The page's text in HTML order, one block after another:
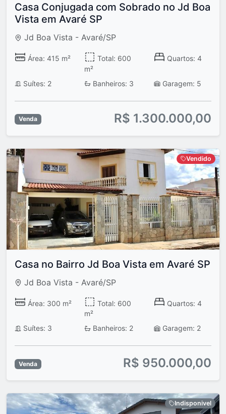
Casa Conjugada com Sobrado no Jd Boa
Vista em Avaré SP
Jd Boa Vista - Avaré/SP
Área: 415 m²
Total: 600
m²
Quartos: 4
Suítes: 2 Banheiros: 3 Garagem: 5
Venda R$ 1.300.000,00
Vendido
Casa no Bairro Jd Boa Vista em Avaré SP
Jd Boa Vista - Avaré/SP
Área: 300 m²
Total: 600
m²
Quartos: 4
Suítes: 3 Banheiros: 2 Garagem: 2
Venda R$ 950.000,00
Indisponivel